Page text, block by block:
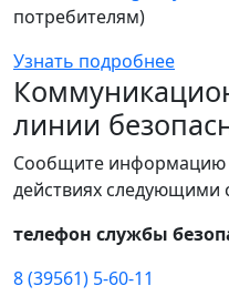
потребителям)
Узнать подробнее
линии
Сообщите информацию
действиях следующими
телефон службы
8 (39561) 5-60-11